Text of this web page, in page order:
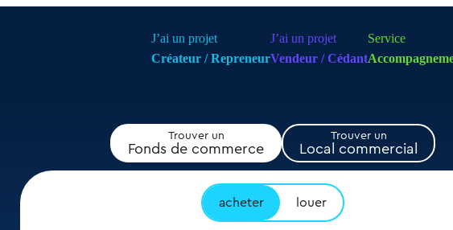
J’ai un projet
Créateur / Repreneur
J’ai un projet
Vendeur / Cédant
Service
Trouver un
Fonds de commerce
Trouver un
Local commercial
acheter louer